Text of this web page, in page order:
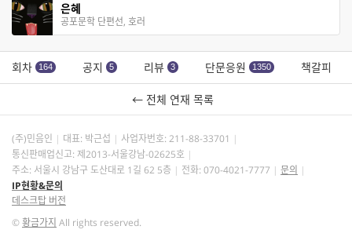
은혜
공포문학 단편선, 호러
회차 164 공지 5 리뷰 3 단문응원 1350 책갈피
← 전체 연재 목록
(주)민음인 대표: 박근섭 사업자번호: 211-88-33701
통신판매업신고: 제2013-서울강남-02625호
주소: 서울시 강남구 도산대로 1길 62 5층
전화: 070-4021-7777
문의
IP현황&문의
데스크탑 버전
©황금가지 All rights reserved.